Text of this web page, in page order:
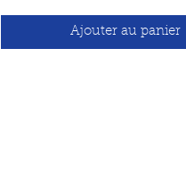
Ajouter au panier